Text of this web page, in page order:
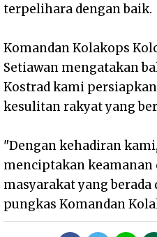
terpelihara dengan baik.
Komandan Kolakops
Setiawan mengatakan
Kostrad kami
kesulitan rakyat yang
"Dengan kehadiran
menciptakan keamanan
masyarakat yang
pungkas Komandan